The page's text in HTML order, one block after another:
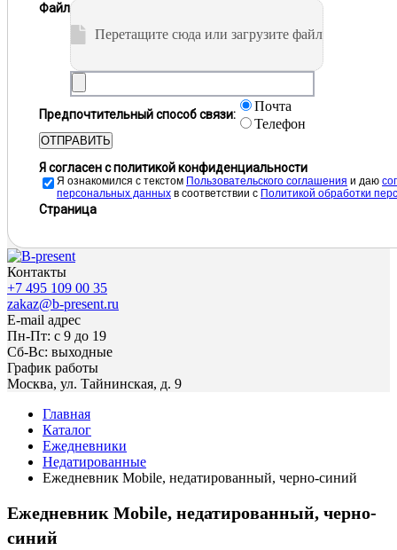
Файл
Перетащите сюда или загрузите файл
Предпочтительный способ связи:
Почта
Телефон
ОТПРАВИТЬ
Я согласен с политикой конфиденциальности
Я ознакомился с текстом Пользовательского соглашения и даю
персональных данных в соответствии с Политикой обработки
Страница
Контакты
+7 495 109 00 35
zakaz@b-present.ru
E-mail адрес
Пн-Пт: с 9 до 19
Сб-Вс: выходные
График работы
Москва, ул. Тайнинская, д. 9
Главная
Каталог
Ежедневники
Недатированные
Ежедневник Mobile, недатированный, черно-синий
Ежедневник Mobile, недатированный, черно-
синий